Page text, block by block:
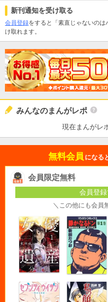
新刊通知を受け取る
会員登録をすると「素直じゃないの
け取れます。
みんなのまんがレポ
現在まんがレ
無料会員 になる
会員限定無料
会員登
＼この他にも会員